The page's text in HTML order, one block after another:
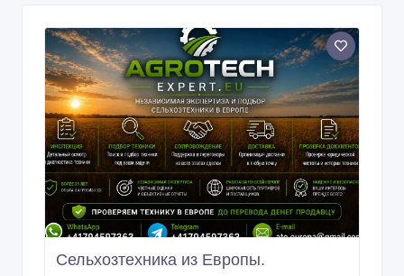
Сельхoзтехника из Европы.